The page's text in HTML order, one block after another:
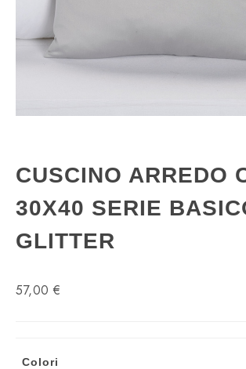
CUSCINO ARREDO
30X40 SERIE
GLITTER
57,00 €
Colori